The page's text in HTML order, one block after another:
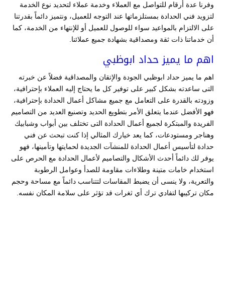
وفرنا عدة أرقام للتواصل مع العملاء وخدمة عملاء لتحديد نوع الخدمة
لتزويد فني الحدادة بمستلزماتها عند التوجه للعميل، ونتميز دائماً بقدرتنا
على الالتزام بالمواعيد سواء للوصول للعميل أو للإنتهاء من الخدمة، كما
أن خدماتنا ذات ثقة ومصداقية بشهادة جميع عملائنا.
اهم ما يميز حداد ابوظبي
اهم ما يميز حداد ابوظبي الجودة والإتقان والمصداقية فضلاً عن خبرته
التى ساعدته بشكل كبير على توفير كل ما يحتاج إليه العملاء بإحترافية،
وزودته بالقدرة على التعامل مع جميع مشاكل أعمال الحدادة بإحترافية،
فهو الأفضل عندما يتعلق الأمر بتطويع الحديد وتصنيع العديد من التصاميم
الفريدة والمبتكرة لجميع أعمال الحدادة التى تختلف بين أبواب وشبابيك
وهناجر ومستودعات، كما يعد خيارك المثالي إذا كنت تبحث عن فني
حدادة لتأسيس أعمال الحدادة للمنشآت الجديدة لحمايتها وتأمينها، فهو
يوفر لك دائماً أحدث الأشكال والتصاميم لأعمال الحدادة مع الحرص على
استخدام خامات متينة وطلاءات مقاومة للصدأ وعوامل الرطوبة
والتعرية، ولا ينسى أن يضبط المقاسات لتتناسب دائماً مع مساحة وحجم
مكان تركيبها لتفادي ترك أي ثغرات قد تؤثر على سلامة المكان نفسه.